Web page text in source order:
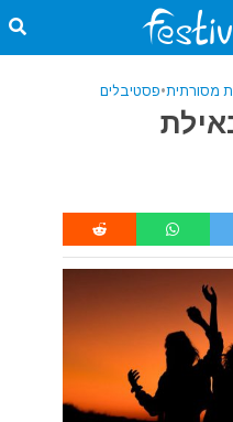
מסורתית•פסטיבלים